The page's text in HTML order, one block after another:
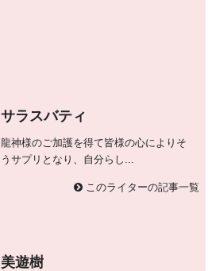
サラスバティ
龍神様のご加護を得て皆様の心によりそ
うサプリとなり、自分らし...
このライターの記事一覧
美遊樹